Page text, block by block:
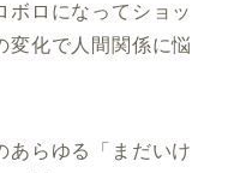
ボロになってショッ
変化で人間関係に悩
あらゆる「まだいけ